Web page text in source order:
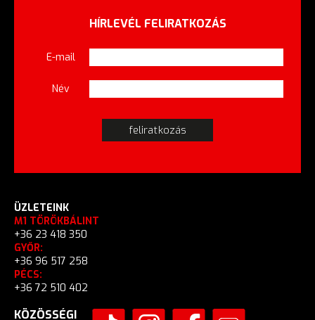
HÍRLEVÉL FELIRATKOZÁS
E-mail
Név
ÜZLETEINK
M1 TÖRÖKBÁLINT
+36 23 418 350
GYŐR:
+36 96 517 258
PÉCS:
+36 72 510 402
KÖZÖSSÉGI